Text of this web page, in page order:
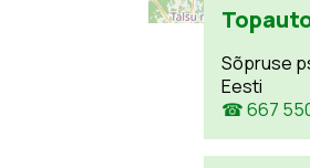
Sõpruse
Eesti
☎ 667